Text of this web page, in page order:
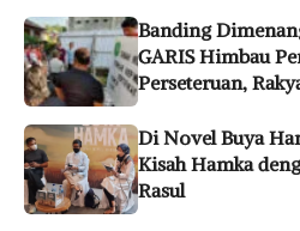
Banding
GARIS Himbau
Perseteruan,
Di Novel Buya
Kisah Hamka
Rasul